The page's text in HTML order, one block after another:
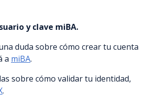
y clave miBA.
duda sobre cómo crear tu cuenta
a miBA.
sobre cómo validar tu identidad,
.